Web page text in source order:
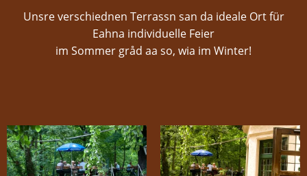
Unsre verschiednen Terrassn san da ideale Ort für
Eahna individuelle Feier
im Sommer gråd aa so, wia im Winter!